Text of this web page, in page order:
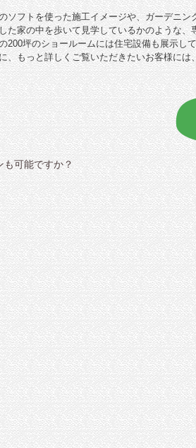
ソフトを使った施工イメージや、ガーデニ
た家の中を歩いて見学しているかのような、
200坪のショールームには住宅設備も展示し
、もっと詳しくご覧いただきたいお客様に
も可能ですか？